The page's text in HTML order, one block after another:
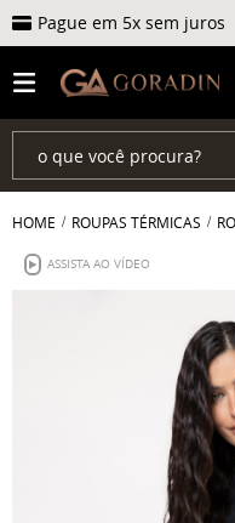
Pague em 5x sem juros
HOME ROUPAS TÉRMICAS
ASSISTA AO VÍDEO